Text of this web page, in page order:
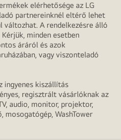
elérhetősége az LG
partnereinknél eltérő lehet
változhat. A rendelkezésre álló
minden esetben
áráról és azok
vagy viszonteladó
ingyenes kiszállítás
regisztrált vásárlóknak az
audio, monitor, projektor,
mosogatógép, WashTower